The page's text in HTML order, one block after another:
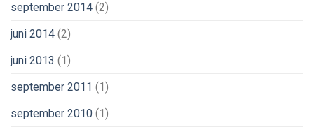
september 2014 (2)
juni 2014 (2)
juni 2013 (1)
september 2011 (1)
september 2010 (1)